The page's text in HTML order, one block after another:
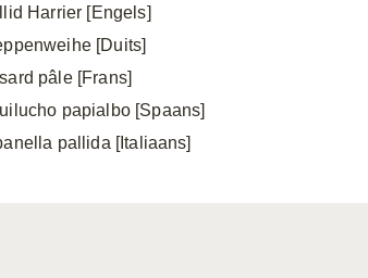
Harrier [Engels]
[Duits]
pâle [Frans]
papialbo [Spaans]
pallida [Italiaans]